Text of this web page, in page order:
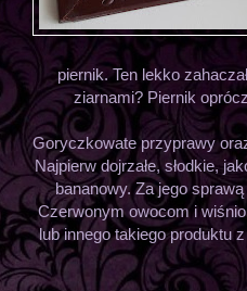
piernik. Ten lekko
ziarnami? Piernik
Goryczkowate przyprawy
Najpierw dojrzałe, słodkie,
bananowy. Za jego
Czerwonym owocom i
lub innego takiego produktu